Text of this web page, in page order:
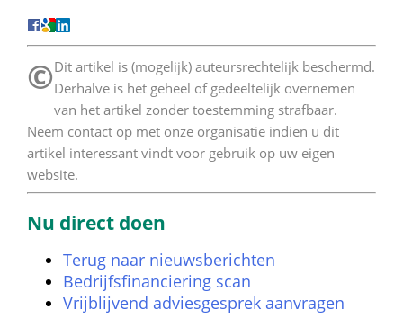
© Dit artikel is (mogelijk) auteursrechtelijk beschermd.
Derhalve is het geheel of gedeeltelijk overnemen
van het artikel zonder toestemming strafbaar.
Neem contact op met onze organisatie indien u dit
artikel interessant vindt voor gebruik op uw eigen
website.
Nu direct doen
Terug naar nieuwsberichten
Bedrijfsfinanciering scan
Vrijblijvend adviesgesprek aanvragen